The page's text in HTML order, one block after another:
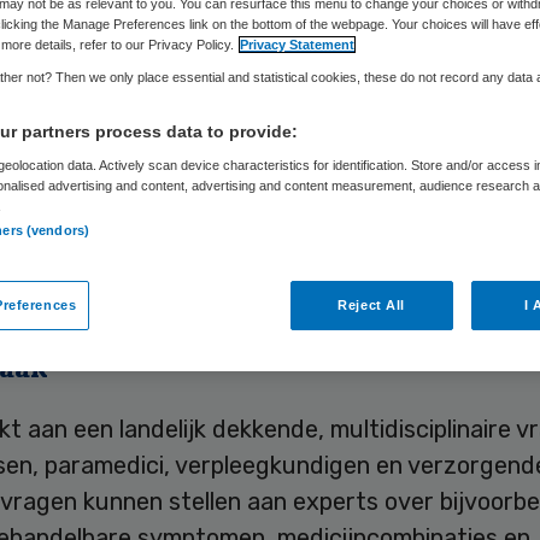
Skipr Redactie 14 maart 2012,11:02 32 keer gelezen
Kankercentrum Nederland) is door het
aangewezen als landelijk expertise centrum
aan een landelijk dekkende, multidisciplinaire
paramedici, verpleegkundigen en
kunnen stellen aan experts over
not be as relevant to you. You can resurface this menu to change your choices or
the Manage Preferences link on the bottom of the webpage. Your choices will have
details, refer to our Privacy Policy. Privacy Statement
not? Then we only place essential and statistical cookies, these do not record any data
partners process data to provide:
data. Actively scan device characteristics for identification. Store and/or access
advertising and content, advertising and content measurement, audience research
(vendors)
Reject All I